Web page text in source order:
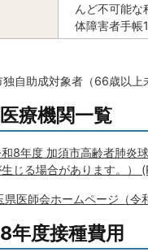
んど不可能な
体障害者手帳1
独自助成対象者（66歳以
療機関一覧
8年度 加須市高齢者肺炎
じる場合があります。）
県医師会ホームページ（令
年度接種費用